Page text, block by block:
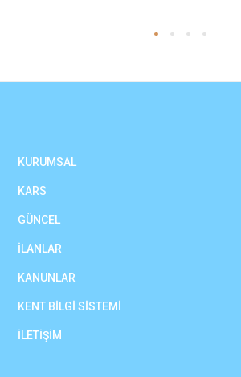
KURUMSAL
KARS
GÜNCEL
İLANLAR
KANUNLAR
KENT BİLGİ SİSTEMİ
İLETİŞİM